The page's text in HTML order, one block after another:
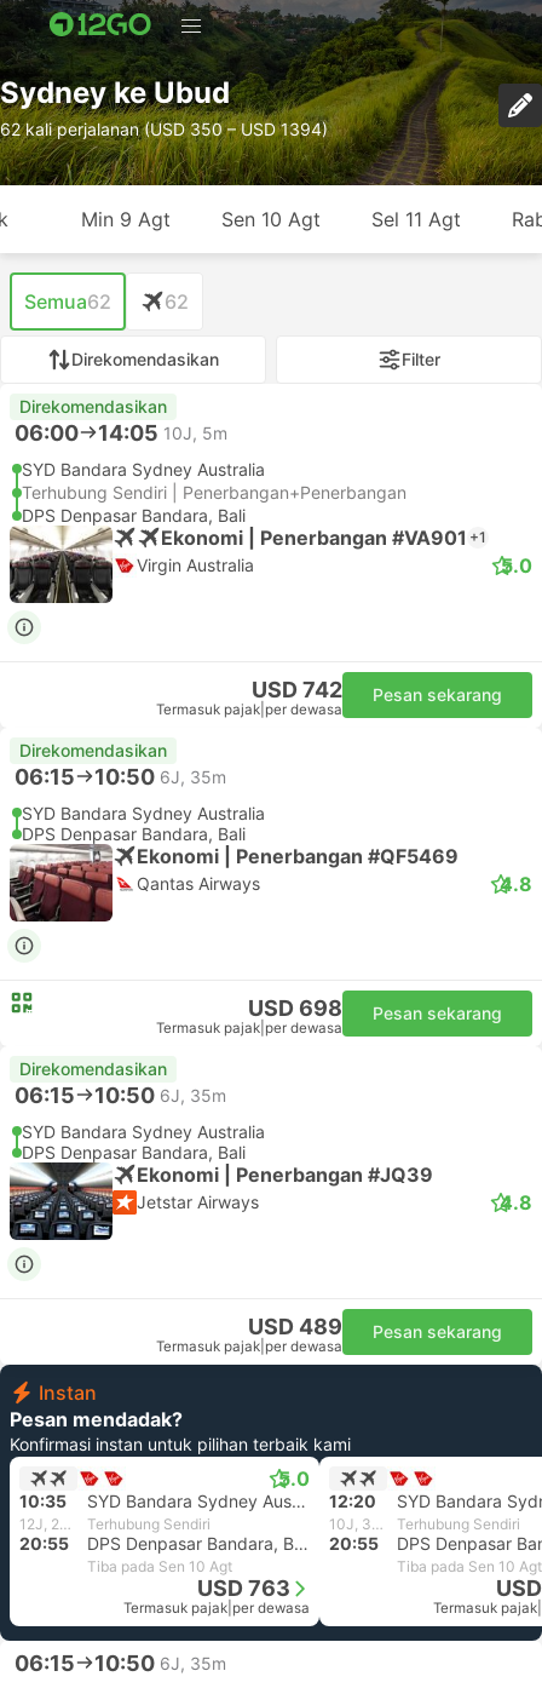
Sydney ke Ubud
62 kali perjalanan (USD 350 – USD 1394)
Min 9 Agt Sen 10 Agt Sel 11 Agt
Semua62 62
Direkomendasikan Filter
Direkomendasikan
06:00 14:05 10J, 5m
SYD Bandara Sydney Australia
Terhubung Sendiri | Penerbangan+Penerbangan
DPS Denpasar Bandara, Bali
Ekonomi | Penerbangan #VA901 +1
Virgin Australia 5.0
USD 742
Termasuk pajak per dewasa
Pesan sekarang
Direkomendasikan
06:15 10:50 6J, 35m
SYD Bandara Sydney Australia
DPS Denpasar Bandara, Bali
Ekonomi | Penerbangan #QF5469
Qantas Airways 4.8
USD 698
Termasuk pajak per dewasa
Pesan sekarang
Direkomendasikan
06:15 10:50 6J, 35m
SYD Bandara Sydney Australia
DPS Denpasar Bandara, Bali
Ekonomi | Penerbangan #JQ39
Jetstar Airways 4.8
USD 489
Termasuk pajak per dewasa
Pesan sekarang
Instan
Pesan mendadak?
Konfirmasi instan untuk pilihan terbaik kami
5.0
10:35 SYD Bandara Sydney Australia
12J, 20m Terhubung Sendiri
20:55 DPS Denpasar Bandara, Bali
Tiba pada Sen 10 Agt
USD 763
Termasuk pajak per dewasa
12:20
10J, 35m Terhubung Sendiri
20:55
Tiba pada Sen 10 Agt
Termasuk pajak
06:15 10:50 6J, 35m